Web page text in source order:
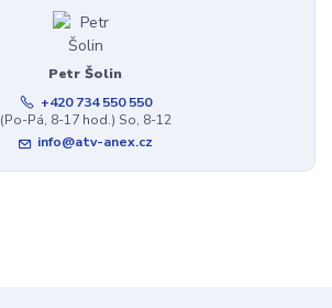
Petr Šolin
+420 734 550 550
(Po-Pá, 8-17 hod.) So, 8-12
info@atv-anex.cz